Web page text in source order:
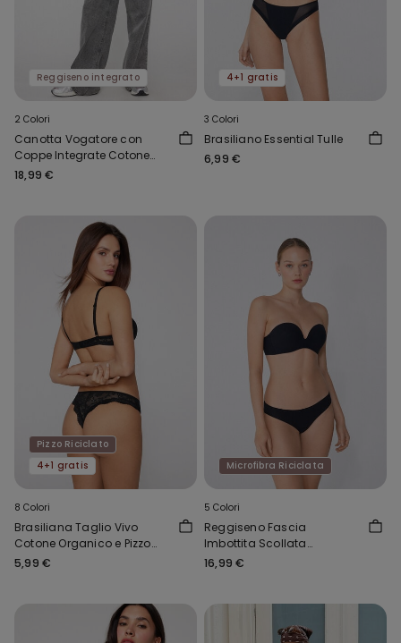
Reggiseno integrato
2 Colori
Canotta Vogatore con
Coppe Integrate Cotone
Costine
18,99 €
4+1 gratis
3 Colori
Brasiliano Essential Tulle
6,99 €
Pizzo Riciclato
4+1 gratis
8 Colori
Brasiliana Taglio Vivo
Cotone Organico e Pizzo
Riciclato
5,99 €
Microfibra Riciclata
5 Colori
Reggiseno Fascia
Imbottita Scollata
Microfibra Riciclata
16,99 €